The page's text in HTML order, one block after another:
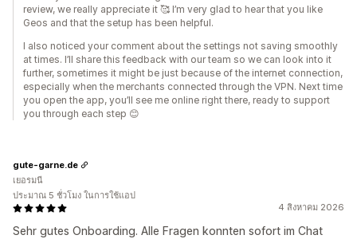
review, we really appreciate it 🥰 I’m very glad to hear that you like
Geos and that the setup has been helpful.
I also noticed your comment about the settings not saving smoothly
at times. I’ll share this feedback with our team so we can look into it
further, sometimes it might be just because of the internet connection,
especially when the merchants connected through the VPN. Next time
you open the app, you’ll see me online right there, ready to support
you through each step 😊
4 สิงหาคม 2026
Sehr gutes Onboarding. Alle Fragen konnten sofort im Chat
gute-garne.de
เยอรมนี
ประมาณ 5 ชั่วโมง ในการใช้แอป